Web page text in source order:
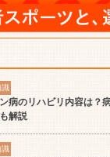
病のリハビリ内容は？
解説
識